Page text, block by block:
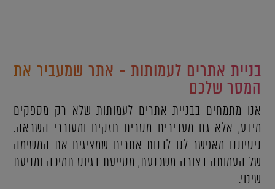
בניית אתרים לעמותות - אתר שמעביר את
המסר שלכם
אנו מתמחים בבניית אתרים לעמותות שלא רק מספקים
מידע, אלא גם מעבירים מסרים חזקים ומעוררי השראה.
ניסיוננו מאפשר לנו לבנות אתרים שמציגים את המשימה
של העמותה בצורה משכנעת, מסייעת בגיוס תמיכה ומניעת
שינוי.